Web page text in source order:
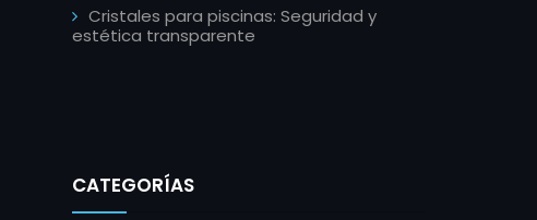
Cristales para piscinas: Seguridad y
estética transparente
CATEGORÍAS